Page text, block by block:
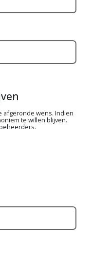
afgeronde wens. Indien
te willen blijven.